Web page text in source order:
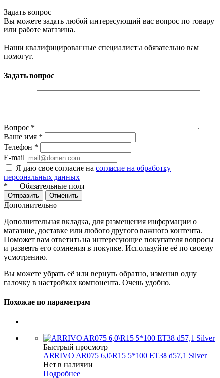
Задать вопрос
Вы можете задать любой интересующий вас вопрос по товару
или работе магазина.
Наши квалифицированные специалисты обязательно вам
помогут.
Задать вопрос
Вопрос *
Ваше имя *
Телефон *
E-mail
Я даю свое согласие на согласие на обработку
персональных данных
* — Обязательные поля
Отменить
Дополнительно
Дополнительная вкладка, для размещения информации о
магазине, доставке или любого другого важного контента.
Поможет вам ответить на интересующие покупателя вопросы
и развеять его сомнения в покупке. Используйте её по своему
усмотрению.
Вы можете убрать её или вернуть обратно, изменив одну
галочку в настройках компонента. Очень удобно.
Похожие по параметрам
Быстрый просмотр
ARRIVO AR075 6,0\R15 5*100 ET38 d57,1 Silver
Нет в наличии
Подробнее